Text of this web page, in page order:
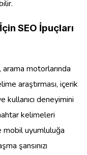
SEO İpuçları
motorlarında
araştırması, içerik
kullanıcı deneyimini
kelimeleri
mobil uyumluluğa
şansınızı